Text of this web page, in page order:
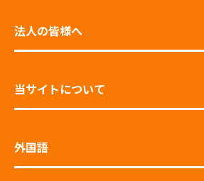
法人の皆様へ
当サイトについて
外国語